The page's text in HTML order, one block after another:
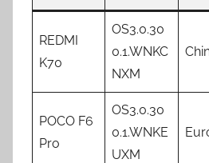
REDMI
K70
OS3.0.30
0.1.WNKC
NXM
POCO F6
Pro
OS3.0.30
0.1.WNKE
UXM